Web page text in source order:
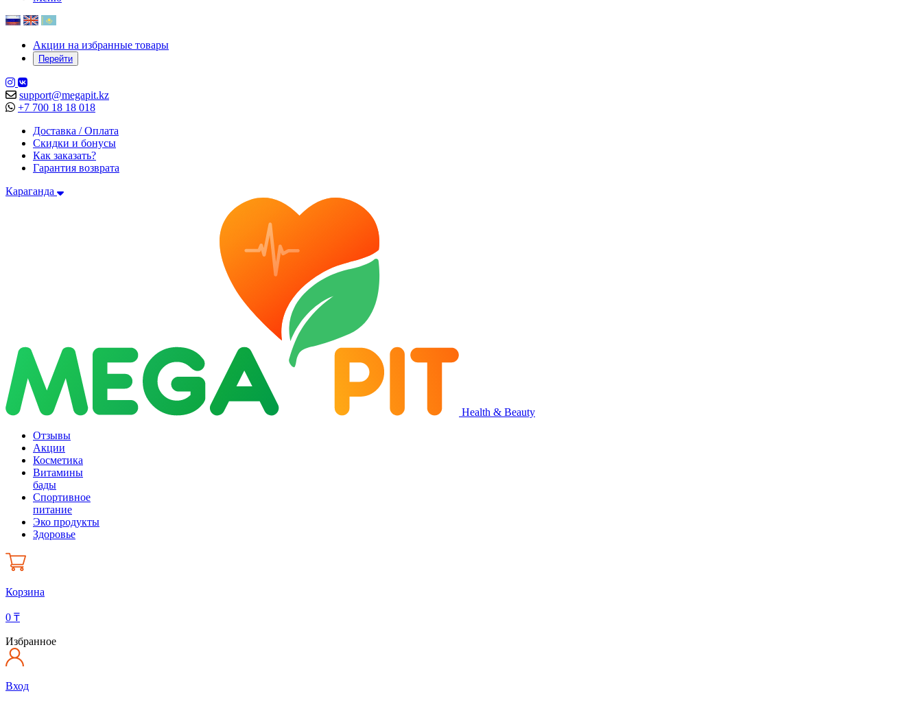
Акции на избранные товары
Перейти
support@megapit.kz
+7 700 18 18 018
Доставка / Оплата
Скидки и бонусы
Как заказать?
Гарантия возврата
Караганда
Health & Beauty
Отзывы
Акции
Косметика
Витамины
бады
Спортивное
питание
Эко продукты
Здоровье
Корзина
0 ₸
Избранное
Вход